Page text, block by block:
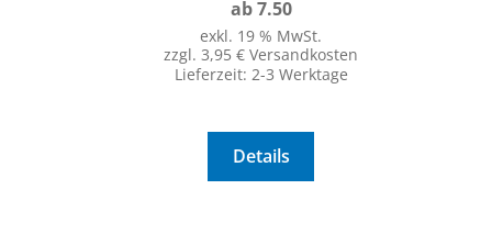
ab 7.50
exkl. 19 % MwSt.
zzgl. 3,95 € Versandkosten
Lieferzeit: 2-3 Werktage
Details